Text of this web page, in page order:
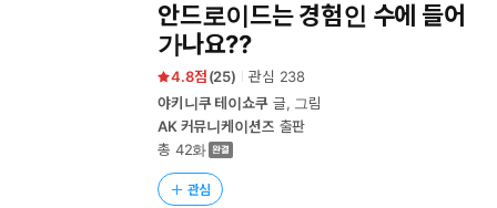
안드로이드는 경험인 수에 들어
가나요??
4.8 (25) 관심 238
야키니쿠 테이쇼쿠글, 그림
AK 커뮤니케이션즈 출판
총 42화
관심